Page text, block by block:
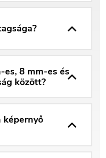
es, 8 mm-es és
között?